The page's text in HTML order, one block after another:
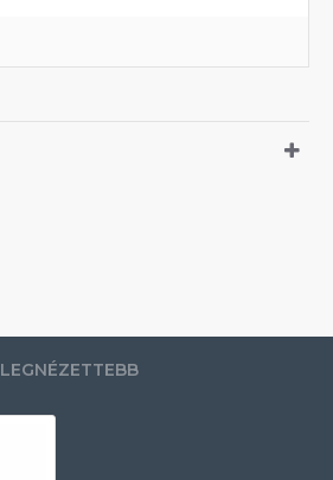
LEGNÉZETTEBB